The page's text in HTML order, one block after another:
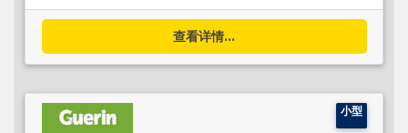
查看详情...
小型